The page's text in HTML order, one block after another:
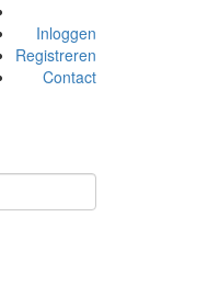
Inloggen
Registreren
Contact